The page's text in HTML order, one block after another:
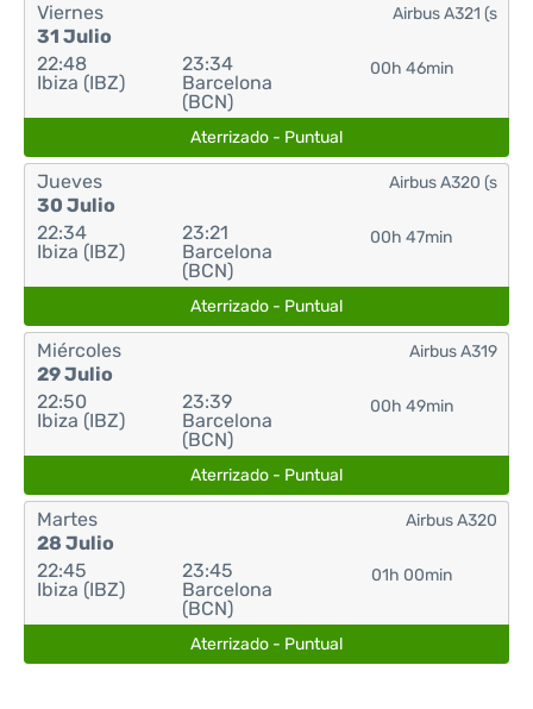
Viernes
31 Julio
22:48
Ibiza (IBZ)
23:34
Barcelona
(BCN)
00h 46min
Airbus A321 (s
Aterrizado - Puntual
Jueves
30 Julio
22:34
Ibiza (IBZ)
23:21
Barcelona
(BCN)
00h 47min
Airbus A320 (s
Aterrizado - Puntual
Miércoles
29 Julio
22:50
Ibiza (IBZ)
23:39
Barcelona
(BCN)
00h 49min
Airbus A319
Aterrizado - Puntual
Martes
28 Julio
22:45
Ibiza (IBZ)
23:45
Barcelona
(BCN)
01h 00min
Airbus A320
Aterrizado - Puntual